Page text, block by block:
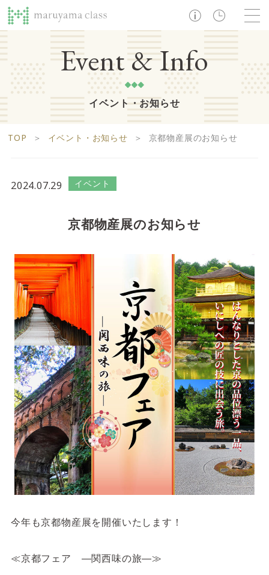
TOP
ショップ レストラン・カフェ ショップニュース
検索
Zooっと割
求人情報
サイトご利用にあたって
サイトマップ
閉じる
Life support floor
ライフサポートフロア
営業時間 10:00 ~ 20:00
Food boutique floor
営業時間 10:00 ~ 20:00
※一部店舗は営業時間が異なります。
2F Fashion & Life style floor
ファッション＆ライフスタイルフロア
営業時間 10:00 ~ 20:00
3F Service & Beauty & Restaurant
floor
サービス＆ビューティー＆レストランフロア
4F/5F Physical care floor
Event & Info
イベント・お知らせ
TOP ＞ イベント・お知らせ ＞ 京都物産展のお知らせ
2024.07.29 イベント
京都物産展のお知らせ
今年も京都物産展を開催いたします！
≪京都フェア ―関西味の旅―≫